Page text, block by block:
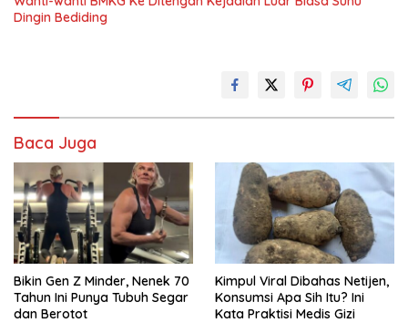
Dingin Bediding
Baca Juga
Bikin Gen Z Minder, Nenek 70
Tahun Ini Punya Tubuh Segar
dan Berotot
Kimpul Viral Dibahas Netijen,
Konsumsi Apa Sih Itu? Ini
Kata Praktisi Medis Gizi